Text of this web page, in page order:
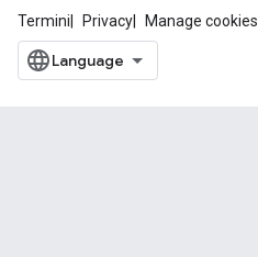
Termini Privacy Manage cookies